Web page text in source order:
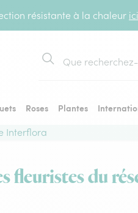
résistante à la chaleur ici
Rechercher
Roses Plantes
Interflora
fleuristes du